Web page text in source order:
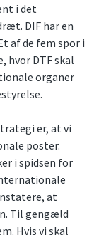
i det
DIF har en
af de fem spor i
hvor DTF skal
organer
er, at vi
poster.
i spidsen for
at
Til gengæld
Hvis vi skal